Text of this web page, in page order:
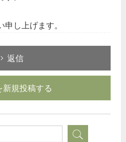
し上げます。
返信
新規投稿する